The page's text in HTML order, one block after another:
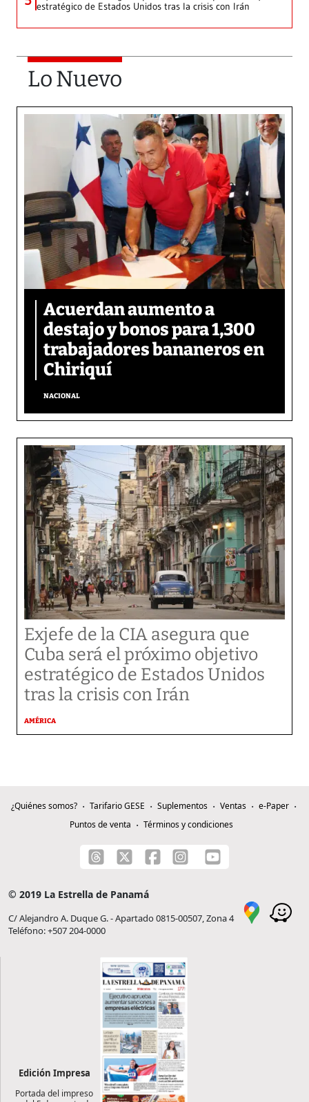
estratégico de Estados Unidos tras la crisis con Irán
Lo Nuevo
Acuerdan aumento a
destajo y bonos para 1,300
trabajadores bananeros en
Chiriquí
NACIONAL
Exjefe de la CIA asegura que
Cuba será el próximo objetivo
estratégico de Estados Unidos
tras la crisis con Irán
AMÉRICA
¿Quiénes somos? Tarifario GESE Suplementos Ventas
e-Paper
Puntos de venta
Términos y condiciones
© 2019 La Estrella de Panamá
C/ Alejandro A. Duque G. - Apartado 0815-00507, Zona 4
Teléfono: +507 204-0000
Edición Impresa
Portada del impreso